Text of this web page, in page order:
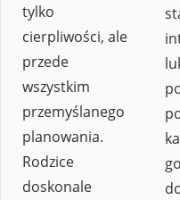
tylko
cierpliwości, ale
przede
wszystkim
przemyślanego
planowania.
Rodzice
doskonale